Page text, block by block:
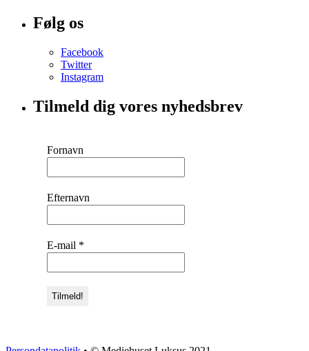
Følg os
Facebook
Twitter
Instagram
Tilmeld dig vores nyhedsbrev
Fornavn
Efternavn
E-mail *